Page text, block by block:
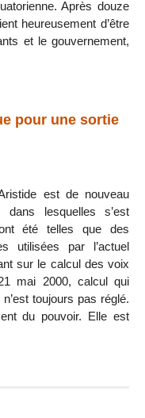
Après douze
heureusement d’être
et le gouvernement,
pour une sortie
est de nouveau
lesquelles s’est
été telles que des
utilisées par l’actuel
sur le calcul des voix
mai 2000, calcul qui
toujours pas réglé.
du pouvoir. Elle est